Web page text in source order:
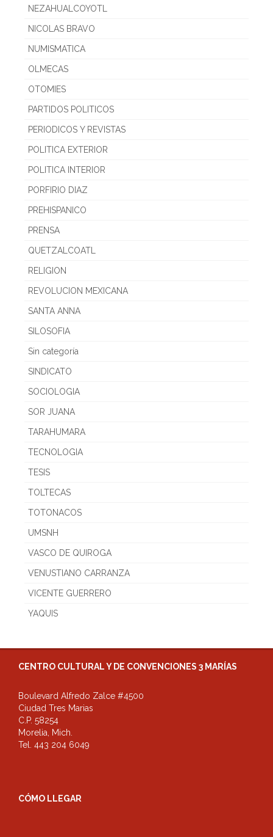
NEZAHUALCOYOTL
NICOLAS BRAVO
NUMISMATICA
OLMECAS
OTOMIES
PARTIDOS POLITICOS
PERIODICOS Y REVISTAS
POLITICA EXTERIOR
POLITICA INTERIOR
PORFIRIO DIAZ
PREHISPANICO
PRENSA
QUETZALCOATL
RELIGION
REVOLUCION MEXICANA
SANTA ANNA
SILOSOFIA
Sin categoría
SINDICATO
SOCIOLOGIA
SOR JUANA
TARAHUMARA
TECNOLOGIA
TESIS
TOLTECAS
TOTONACOS
UMSNH
VASCO DE QUIROGA
VENUSTIANO CARRANZA
VICENTE GUERRERO
YAQUIS
CENTRO CULTURAL Y DE CONVENCIONES 3 MARÍAS
Boulevard Alfredo Zalce #4500
Ciudad Tres Marias
C.P. 58254
Morelia, Mich.
Tel. 443 204 6049
CÓMO LLEGAR